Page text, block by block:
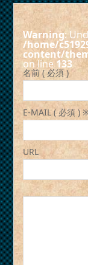
Warning :
/home/
content/
on line 133
名前 ( 必須 )
E-MAIL ( 必須 )
URL